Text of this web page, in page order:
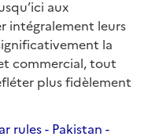
aux
intégralement leurs
la
commercial, tout
plus fidèlement
rules - Pakistan -